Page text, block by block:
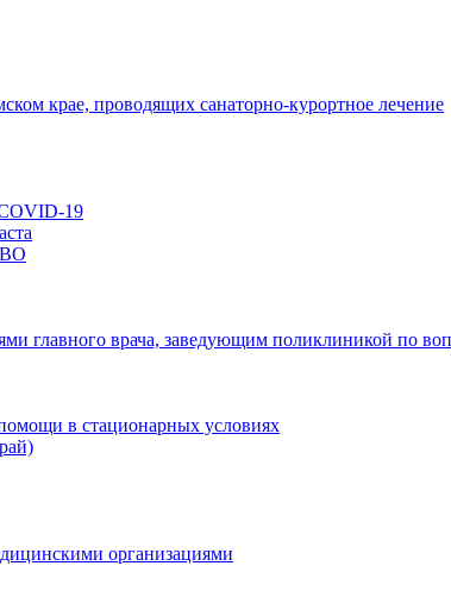
крае, проводящих санаторно-курортное лечение
19
главного врача, заведующим поликлиникой по
в стационарных условиях
организациями